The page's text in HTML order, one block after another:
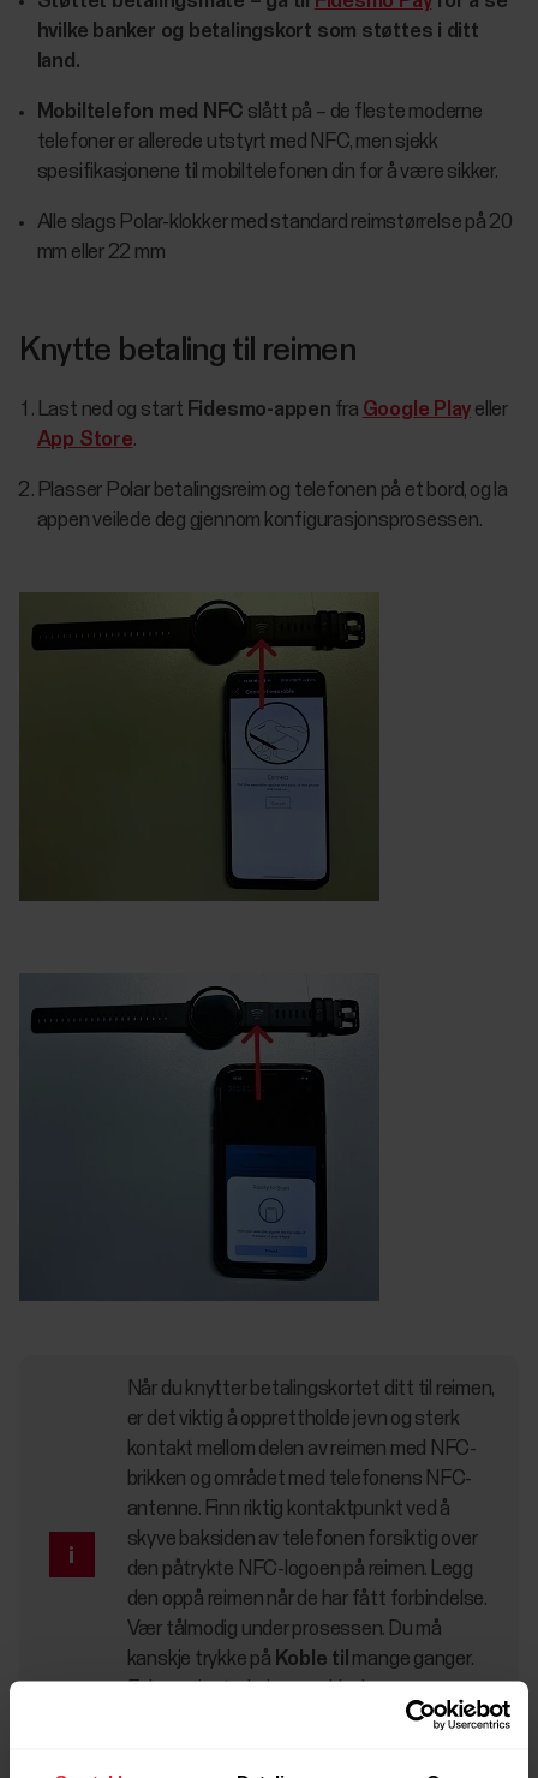
hvilke banker og betalingskort som støttes i ditt
land.
Mobiltelefon med NFC slått på – de fleste moderne
telefoner er allerede utstyrt med NFC, men sjekk
spesifikasjonene til mobiltelefonen din for å være sikker.
Alle slags Polar-klokker med standard reimstørrelse på 20
mm eller 22 mm
Knytte betaling til reimen
Last ned og start Fidesmo-appen fra Google Play eller
App Store.
Plasser Polar betalingsreim og telefonen på et bord, og la
appen veilede deg gjennom konfigurasjonsprosessen.
Når du knytter betalingskortet ditt til reimen,
er det viktig å opprettholde jevn og sterk
kontakt mellom delen av reimen med NFC-
brikken og området med telefonens NFC-
antenne. Finn riktig kontaktpunkt ved å
skyve baksiden av telefonen forsiktig over
den påtrykte NFC-logoen på reimen. Legg
den oppå reimen når de har fått forbindelse.
Vær tålmodig under prosessen. Du må
kanskje trykke på Koble til mange ganger.
Fidesmo.